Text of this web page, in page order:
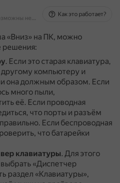
На основе источников, возможны неточности
Как это работает?
«Вниз» на ПК, можно
решения:
. Если это старая клавиатура,
другому компьютеру и
она должным образом. Если
много пыли,
её. Если проводная
что порты и разъём
Если беспроводная
что батарейки
клавиатуры. Для этого
«Диспетчер
раздел «Клавиатуры»,